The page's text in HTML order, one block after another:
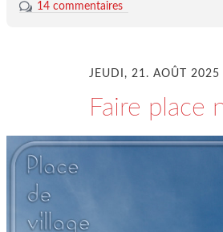
14 commentaires
JEUDI, 21. AOÛT
Faire place